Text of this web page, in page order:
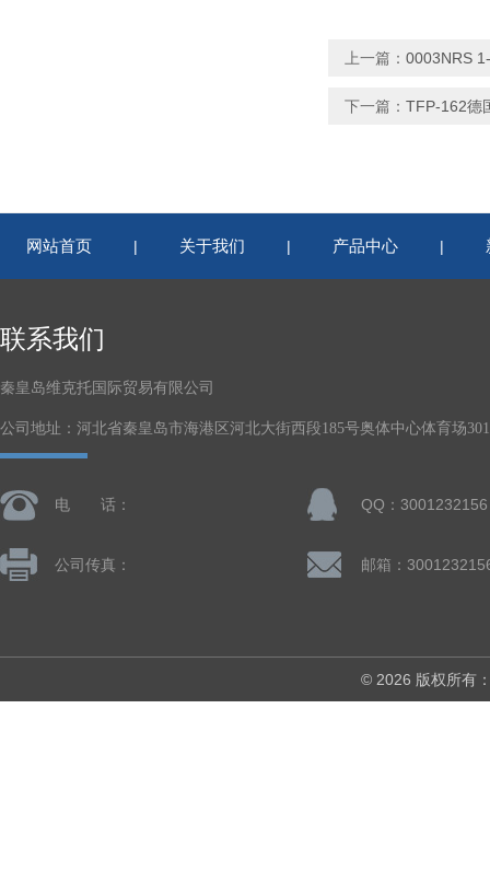
上一篇： 0003NRS
下一篇： TFP-162德
网站首页 | 关于我们 | 产品中心 |
联系我们
秦皇岛维克托国际贸易有限公司
公司地址：河北省秦皇岛市海港区河北大街西段185号奥体中心体育场
电 话： QQ：3001232156
公司传真： 邮箱：
© 2026 版权所有